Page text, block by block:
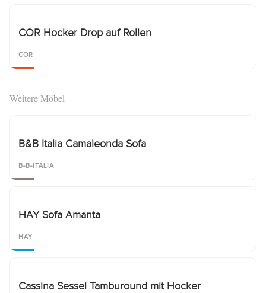
COR Hocker Drop auf Rollen
COR
Weitere Möbel
B&B Italia Camaleonda Sofa
B-B-ITALIA
HAY Sofa Amanta
HAY
Cassina Sessel Tamburound mit Hocker